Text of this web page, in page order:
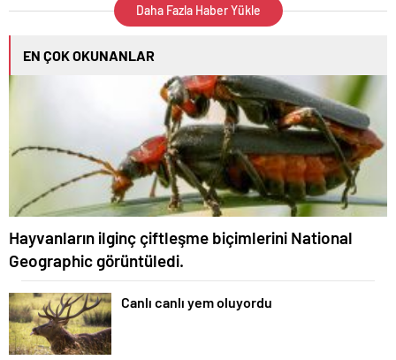
Daha Fazla Haber Yükle
EN ÇOK OKUNANLAR
Hayvanların ilginç çiftleşme biçimlerini National
Geographic görüntüledi.
Canlı canlı yem oluyordu